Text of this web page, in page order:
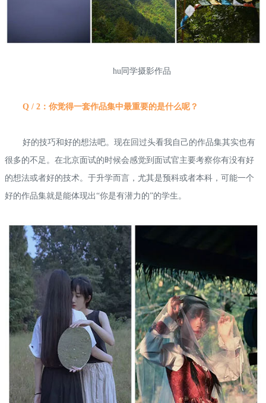
hu同学摄影作品
Q / 2：你觉得一套作品集中最重要的是什么呢？
好的技巧和好的想法吧。现在回过头看我自己的作品集其实也有
很多的不足。在北京面试的时候会感觉到面试官主要考察你有没有好
的想法或者好的技术。于升学而言，尤其是预科或者本科，可能一个
好的作品集就是能体现出“你是有潜力的”的学生。